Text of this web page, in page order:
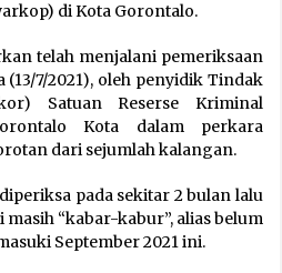
di Kota Gorontalo.
telah menjalani pemeriksaan
(13/7/2021), oleh penyidik Tindak
Satuan Reserse Kriminal
Kota dalam perkara
dari sejumlah kalangan.
pada sekitar 2 bulan lalu
“kabar-kabur”, alias belum
September 2021 ini.